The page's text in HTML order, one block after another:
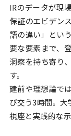
IRのデータが現
保証のエビデン
語の違い」とい
要な要素まで、
洞察を持ち寄り
す。
建前や理想論で
び交う3時間。大
視座と実践的な